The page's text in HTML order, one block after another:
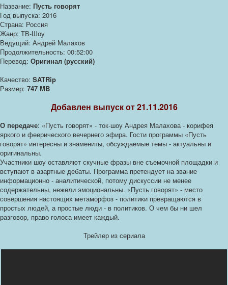
Название: Пусть говорят
Год выпуска: 2016
Страна: Россия
Жанр: ТВ-Шоу
Ведущий: Андрей Малахов
Продолжительность: 00:52:00
Перевод: Оригинал (русский)
Качество: SATRip
Размер: 747 MB
Добавлен выпуск от 21.11.2016
О передаче: «Пусть говорят» - ток-шоу Андрея Малахова - корифея
яркого и феерического вечернего эфира. Гости программы «Пусть
говорят» интересны и знамениты, обсуждаемые темы - актуальны и
оригинальны.
Участники шоу оставляют скучные фразы вне съемочной площадки и
вступают в азартные дебаты. Программа претендует на звание
информационно - аналитической, потому дискуссии не менее
содержательны, нежели эмоциональны. «Пусть говорят» - место
совершения настоящих метаморфоз - политики превращаются в
простых людей, а простые люди - в политиков. О чем бы ни шел
разговор, право голоса имеет каждый.
Трейлер из сериала